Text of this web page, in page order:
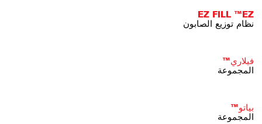
EZ FILL ™EZ
نظام توزيع الصابون
فيلاري™
المجموعة
بياتو™
المجموعة